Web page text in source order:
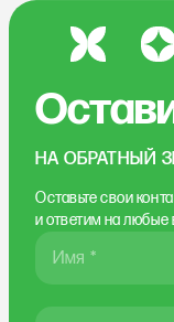
НА ОБРАТНЫЙ
Оставьте свои
и ответим на любые
Имя *